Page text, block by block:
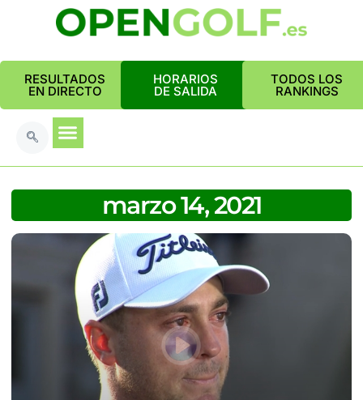
RESULTADOS
EN DIRECTO
HORARIOS
DE SALIDA
TODOS LOS
RANKINGS
marzo 14, 2021